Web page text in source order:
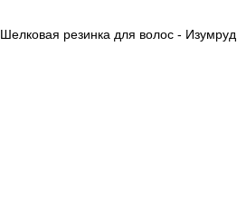
Шелковая резинка для волос - Изумруд